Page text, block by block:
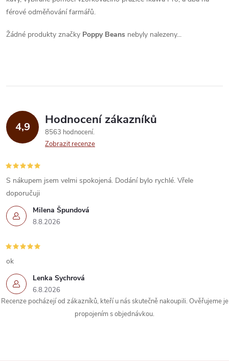
férové odměňování farmářů.
Žádné produkty značky Poppy Beans nebyly nalezeny...
4,9 Hodnocení zákazníků
8563 hodnocení
Zobrazit recenze
Milena Špundová
8.8.2026
S nákupem jsem velmi spokojená. Dodání bylo rychlé. Vřele
doporučuji
Lenka Sychrová
6.8.2026
ok
Recenze pocházejí od zákazníků, kteří u nás skutečně nakoupili. Ověřujeme je
propojením s objednávkou.